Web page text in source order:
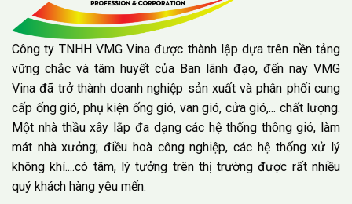
Công ty TNHH VMG Vina được thành lập dựa trên nền tảng
vững chắc và tâm huyết của Ban lãnh đạo, đến nay VMG
Vina đã trở thành doanh nghiệp sản xuất và phân phối cung
cấp ống gió, phụ kiện ống gió, van gió, cửa gió,... chất lượng.
Một nhà thầu xây lắp đa dạng các hệ thống thông gió, làm
mát nhà xưởng; điều hoà công nghiệp, các hệ thống xử lý
không khí....có tâm, lý tưởng trên thị trường được rất nhiều
quý khách hàng yêu mến.